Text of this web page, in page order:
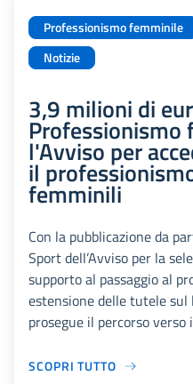
Professionismo femminile
Notizie
3,9 milioni di
Professionismo
l'Avviso per
il
femminili
Con la pubblicazione da
Sport dell’Avviso per la
supporto al passaggio al
estensione delle tutele
prosegue il percorso
SCOPRI TUTTO